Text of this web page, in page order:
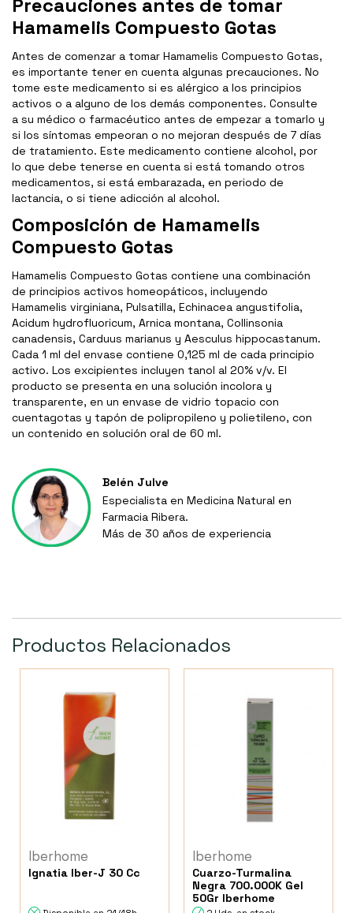
Precauciones antes de tomar
Hamamelis Compuesto Gotas
Antes de comenzar a tomar Hamamelis Compuesto Gotas,
es importante tener en cuenta algunas precauciones. No
tome este medicamento si es alérgico a los principios
activos o a alguno de los demás componentes. Consulte
a su médico o farmacéutico antes de empezar a tomarlo y
si los síntomas empeoran o no mejoran después de 7 días
de tratamiento. Este medicamento contiene alcohol, por
lo que debe tenerse en cuenta si está tomando otros
medicamentos, si está embarazada, en periodo de
lactancia, o si tiene adicción al alcohol.
Composición de Hamamelis
Compuesto Gotas
Hamamelis Compuesto Gotas contiene una combinación
de principios activos homeopáticos, incluyendo
Hamamelis virginiana, Pulsatilla, Echinacea angustifolia,
Acidum hydrofluoricum, Arnica montana, Collinsonia
canadensis, Carduus marianus y Aesculus hippocastanum.
Cada 1 ml del envase contiene 0,125 ml de cada principio
activo. Los excipientes incluyen tanol al 20% v/v. El
producto se presenta en una solución incolora y
transparente, en un envase de vidrio topacio con
cuentagotas y tapón de polipropileno y polietileno, con
un contenido en solución oral de 60 ml.
Belén Julve
Especialista en Medicina Natural en
Farmacia Ribera.
Más de 30 años de experiencia
Productos Relacionados
Iberhome
Ignatia Iber-J 30 Cc
Iberhome
Cuarzo-Turmalina
Negra 700.000K Gel
50Gr Iberhome